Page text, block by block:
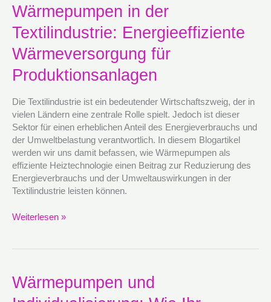
Wärmepumpen in der
Textilindustrie: Energieeffiziente
Wärmeversorgung für
Produktionsanlagen
Die Textilindustrie ist ein bedeutender Wirtschaftszweig, der in
vielen Ländern eine zentrale Rolle spielt. Jedoch ist dieser
Sektor für einen erheblichen Anteil des Energieverbrauchs und
der Umweltbelastung verantwortlich. In diesem Blogartikel
werden wir uns damit befassen, wie Wärmepumpen als
effiziente Heiztechnologie einen Beitrag zur Reduzierung des
Energieverbrauchs und der Umweltauswirkungen in der
Textilindustrie leisten können.
Wärmepumpen
in
der
Energieeffiziente
Wärmeversorgung
für
Weiterlesen »
Wärmepumpen und
Wärmepumpen
und